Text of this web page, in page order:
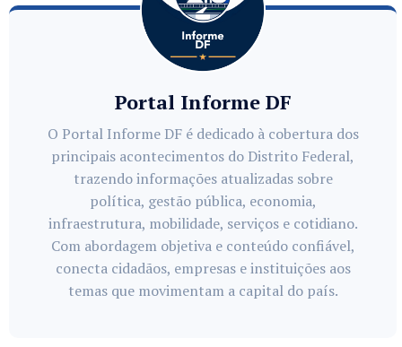
Portal Informe DF
O Portal Informe DF é dedicado à cobertura dos
principais acontecimentos do Distrito Federal,
trazendo informações atualizadas sobre
política, gestão pública, economia,
infraestrutura, mobilidade, serviços e cotidiano.
Com abordagem objetiva e conteúdo confiável,
conecta cidadãos, empresas e instituições aos
temas que movimentam a capital do país.